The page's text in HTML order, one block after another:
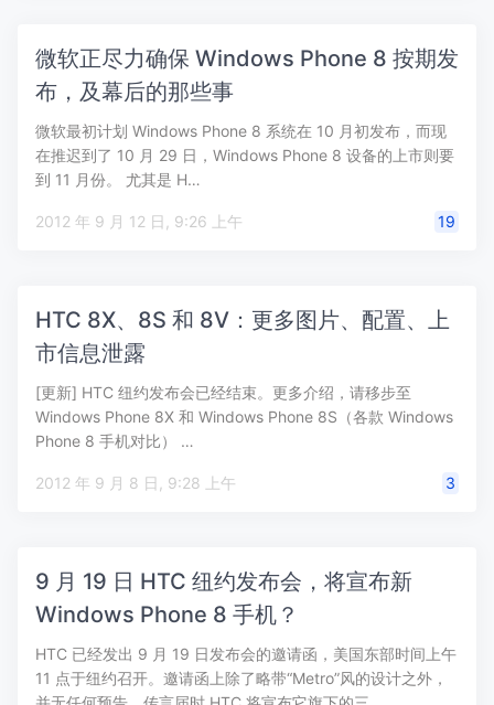
微软正尽力确保 Windows Phone 8 按期发
布，及幕后的那些事
微软最初计划 Windows Phone 8 系统在 10 月初发布，而现
在推迟到了 10 月 29 日，Windows Phone 8 设备的上市则要
到 11 月份。 尤其是 H…
2012 年 9 月 12 日, 9:26 上午 19
HTC 8X、8S 和 8V：更多图片、配置、上
市信息泄露
[更新] HTC 纽约发布会已经结束。更多介绍，请移步至
Windows Phone 8X 和 Windows Phone 8S（各款 Windows
Phone 8 手机对比） …
2012 年 9 月 8 日, 9:28 上午 3
9 月 19 日 HTC 纽约发布会，将宣布新
Windows Phone 8 手机？
HTC 已经发出 9 月 19 日发布会的邀请函，美国东部时间上午
11 点于纽约召开。邀请函上除了略带“Metro”风的设计之外，